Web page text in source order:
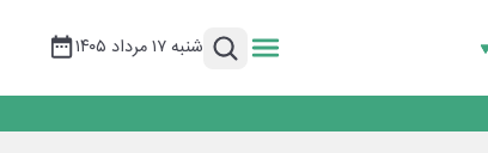
شنبه ۱۷ مرداد ۱۴۰۵